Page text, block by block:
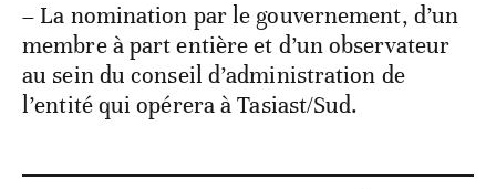
– La nomination par le gouvernement, d’un
membre à part entière et d’un observateur
au sein du conseil d’administration de
l’entité qui opérera à Tasiast/Sud.